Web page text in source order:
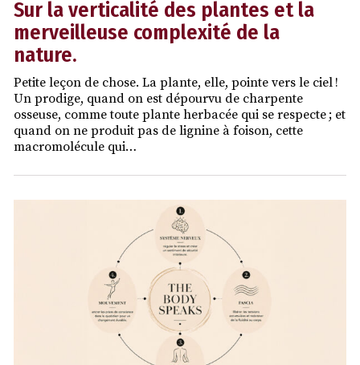
Sur la verticalité des plantes et la
merveilleuse complexité de la
nature.
Petite leçon de chose. La plante, elle, pointe vers le ciel !
Un prodige, quand on est dépourvu de charpente
osseuse, comme toute plante herbacée qui se respecte ; et
quand on ne produit pas de lignine à foison, cette
macromolécule qui…